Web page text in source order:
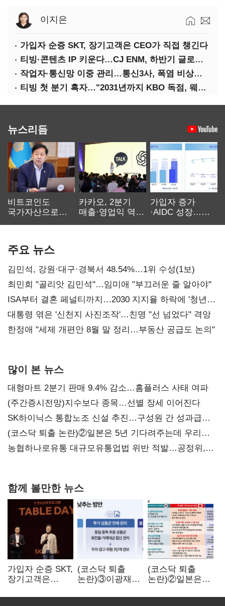
이지은
가입자 순증 SKT, 장기고객은 CEO가 직접 챙긴다
티빙·콘텐츠 IP 키운다…CJ ENM, 하반기 글로벌 확장 가속
작업자·통신망 이중 관리…통신3사, 폭염 비상대응 돌입
티빙 첫 분기 흑자…"2031년까지 KBO 독점, 웨이브 합병도 속도"
뉴스리듬
비트코인도
국가자산으로…'
카카오, 2분기
매출·영업익 역대
가입자 증가
·AIDC 성장…
주요 뉴스
김민석, 강원·대구·경북서 48.54%…1위 수성(1보)
최민희 "골리앗 김민석"…임미애 "부끄러운 줄 알아야"
ISA부터 결혼 페널티까지…2030 지지율 하락에 '청년
챙기기'
대통령 엮은 '신천지 사진조작'…친명 "선 넘었다" 격앙
한정애 "세제 개편안 8월 말 정리…부동산 공급도 논의"
많이 본 뉴스
대형마트 2분기 판매 9.4% 감소…홈플러스 사태 여파
(주간증시전망)지수보다 종목…선별 장세 이어진다
SK하이닉스 통합노조 신설 추진…구성원 간 성과급
불만 확산
(코스닥 퇴출 논란)②일본은 5년 기다려주는데 우리는
당장 퇴출?…시간만으론 부족한 코스닥 구하기
농협하나로유통 대규모유통업법 위반 적발…공정위,
함께 볼만한 뉴스
가입자 순증 SKT,
장기고객은
챙긴다
(코스닥 퇴출
논란)③이광재
자동차 없애지는
(코스닥 퇴출
논란)②일본은
기다려주는데